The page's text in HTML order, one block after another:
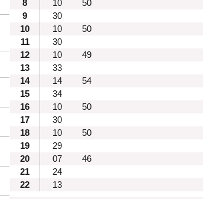
8
10
50
9
30
10
10
50
11
30
12
10
49
13
33
14
14
54
15
34
16
10
50
17
30
18
10
50
19
29
20
07
46
21
24
22
13